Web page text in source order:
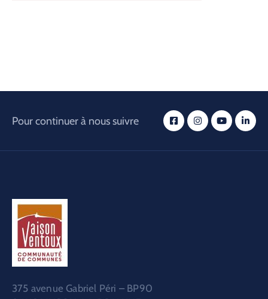
Pour continuer à nous suivre
375 avenue Gabriel Péri – BP90